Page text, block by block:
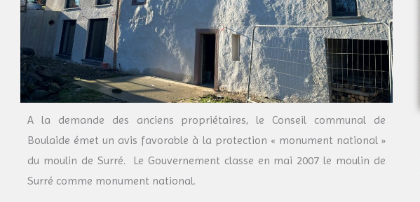
A la demande des anciens propriétaires, le Conseil communal de
Boulaide émet un avis favorable à la protection « monument national »
du moulin de Surré. Le Gouvernement classe en mai 2007 le moulin de
Surré comme monument national.